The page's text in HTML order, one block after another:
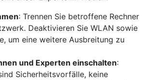
: Trennen Sie betroffene Rechner
Deaktivieren Sie WLAN sowie
um eine weitere Ausbreitung zu
und Experten einschalten:
Sicherheitsvorfälle, keine